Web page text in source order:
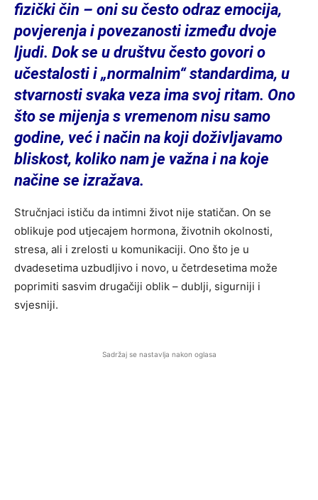
fizički čin – oni su često odraz emocija,
povjerenja i povezanosti između dvoje
ljudi. Dok se u društvu često govori o
učestalosti i „normalnim“ standardima, u
stvarnosti svaka veza ima svoj ritam. Ono
što se mijenja s vremenom nisu samo
godine, već i način na koji doživljavamo
bliskost, koliko nam je važna i na koje
načine se izražava.
Stručnjaci ističu da intimni život nije statičan. On se
oblikuje pod utjecajem hormona, životnih okolnosti,
stresa, ali i zrelosti u komunikaciji. Ono što je u
dvadesetima uzbudljivo i novo, u četrdesetima može
poprimiti sasvim drugačiji oblik – dublji, sigurniji i
svjesniji.
Sadržaj se nastavlja nakon oglasa